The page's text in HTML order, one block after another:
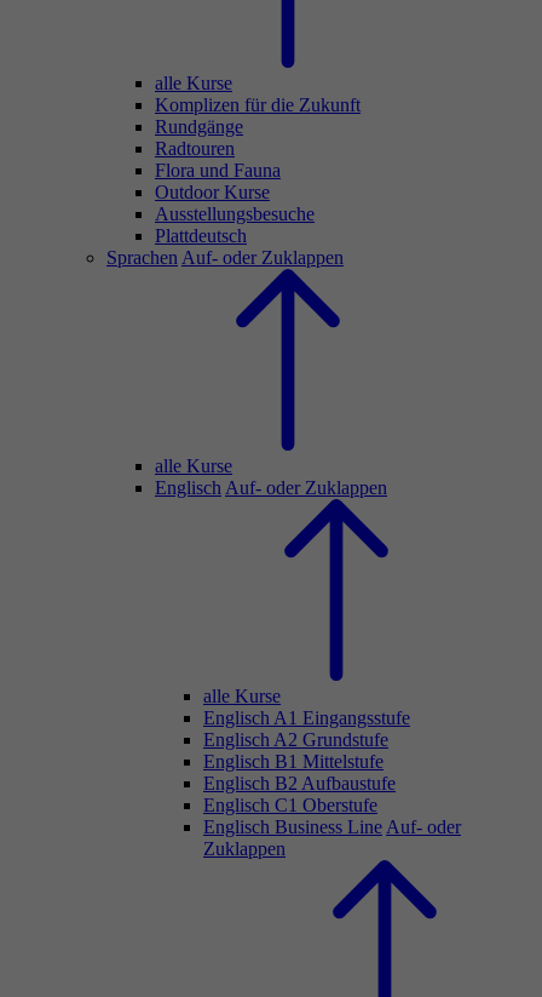
alle Kurse
Komplizen für die Zukunft
Rundgänge
Radtouren
Flora und Fauna
Outdoor Kurse
Ausstellungsbesuche
Plattdeutsch
Sprachen Auf- oder Zuklappen
alle Kurse
Englisch Auf- oder Zuklappen
alle Kurse
Englisch A1 Eingangsstufe
Englisch A2 Grundstufe
Englisch B1 Mittelstufe
Englisch B2 Aufbaustufe
Englisch C1 Oberstufe
Englisch Business Line Auf- oder
Zuklappen